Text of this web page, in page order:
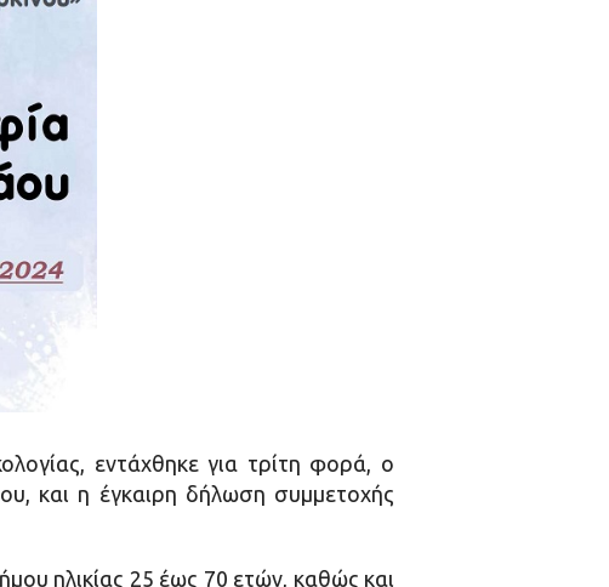
εντάχθηκε για τρίτη φορά, ο
και η έγκαιρη δήλωση συμμετοχής
ηλικίας 25 έως 70 ετών, καθώς και